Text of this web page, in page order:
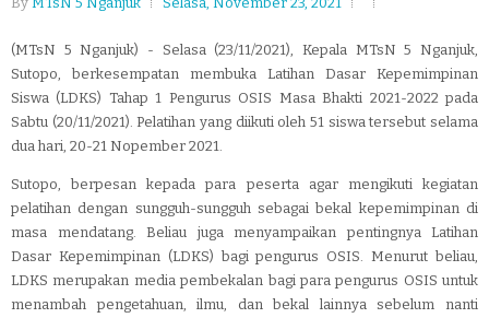
(MTsN 5 Nganjuk) - Selasa(23/11/2021), Kepala MTsN 5 Nganjuk,
Sutopo, berkesempatan membuka Latihan Dasar Kepemimpinan
Siswa (LDKS) Tahap 1 Pengurus OSIS Masa Bhakti 2021-2022 pada
Sabtu (20/11/2021). Pelatihan yang diikuti oleh 51 siswa tersebut selama
dua hari, 20-21 Nopember 2021.
Sutopo, berpesan kepada para peserta agar mengikuti kegiatan
pelatihan dengan sungguh-sungguh sebagai bekal kepemimpinan di
masa mendatang. Beliau juga menyampaikan pentingnya Latihan
Dasar Kepemimpinan (LDKS) bagi pengurus OSIS. Menurut beliau,
LDKS merupakan media pembekalan bagi para pengurus OSIS untuk
menambah pengetahuan, ilmu, dan bekal lainnya sebelum nanti